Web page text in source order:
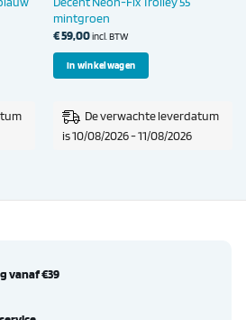
mintgroen
€59,00incl. BTW
In winkelwagen
De verwachte leverdatum
is 10/08/2026 - 11/08/2026
vanaf €39